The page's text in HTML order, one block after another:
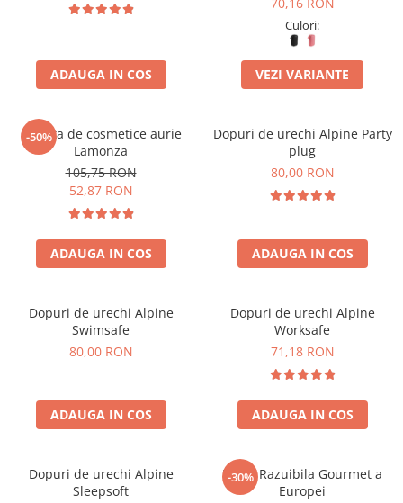
Business Travel
Borsete
Reduceri bagaje
ADAUGA IN COS
Culori:
VEZI VARIANTE
-50%
Geanta de cosmetice aurie
Lamonza
105,75 RON
52,87 RON
ADAUGA IN COS
Dopuri de urechi Alpine Party
plug
80,00 RON
ADAUGA IN COS
Dopuri de urechi Alpine
Swimsafe
80,00 RON
ADAUGA IN COS
Dopuri de urechi Alpine
Worksafe
71,18 RON
ADAUGA IN COS
Dopuri de urechi Alpine
Sleepsoft
-30%
Harta Razuibila Gourmet a
Europei